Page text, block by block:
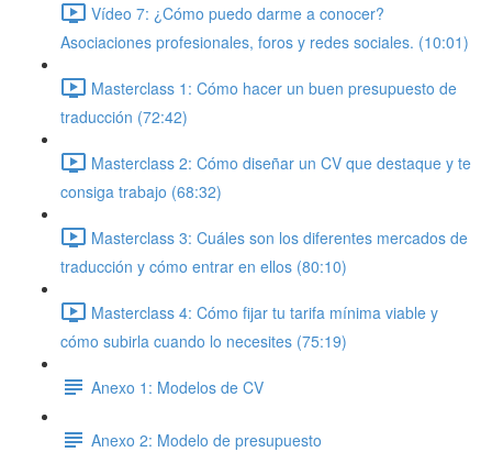
Vídeo 7: ¿Cómo puedo darme a conocer?
Asociaciones profesionales, foros y redes sociales. (10:01)
Masterclass 1: Cómo hacer un buen presupuesto de
traducción (72:42)
Masterclass 2: Cómo diseñar un CV que destaque y te
consiga trabajo (68:32)
Masterclass 3: Cuáles son los diferentes mercados de
traducción y cómo entrar en ellos (80:10)
Masterclass 4: Cómo fijar tu tarifa mínima viable y
cómo subirla cuando lo necesites (75:19)
Anexo 1: Modelos de CV
Anexo 2: Modelo de presupuesto